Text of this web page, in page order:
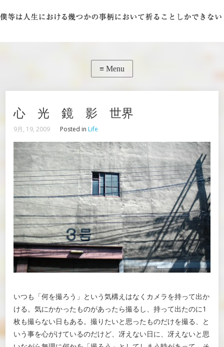
心 光 鏡 影 世界
9月, 19, 2009 Posted in Life
いつも「何を撮ろう」という気構えはなくカメラを持って出か
ける。気にかかったものがあったら撮るし、持って出たのに1
枚も撮らない日もある。撮りたいと思ったものだけを撮る、と
いう事を心がけているのだけど、冴えない日に、冴えないと思